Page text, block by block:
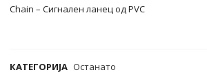
Chain – Сигнален ланец од PVC
КАТЕГОРИЈА Останато